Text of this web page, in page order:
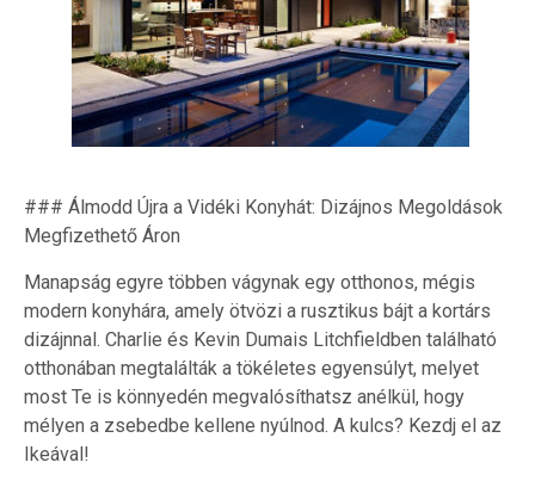
### Álmodd Újra a Vidéki Konyhát: Dizájnos Megoldások
Megfizethető Áron
Manapság egyre többen vágynak egy otthonos, mégis
modern konyhára, amely ötvözi a rusztikus bájt a kortárs
dizájnnal. Charlie és Kevin Dumais Litchfieldben található
otthonában megtalálták a tökéletes egyensúlyt, melyet
most Te is könnyedén megvalósíthatsz anélkül, hogy
mélyen a zsebedbe kellene nyúlnod. A kulcs? Kezdj el az
Ikeával!